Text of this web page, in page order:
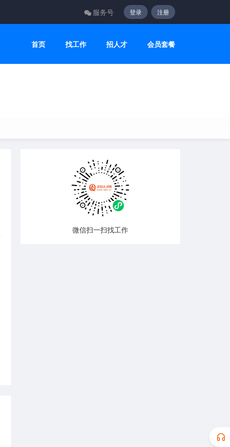
服务号 登录 注册
首页 找工作 招人才 会员套餐
微信扫一扫找工作